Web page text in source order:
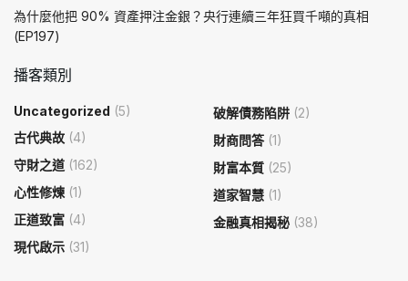
為什麼他把 90% 資產押注金銀？央行連續三年狂買千噸的真相
(EP197)
播客類別
Uncategorized (5)
古代典故 (4)
守財之道 (162)
心性修煉 (1)
正道致富 (4)
現代啟示 (31)
破解債務陷阱 (2)
財商問答(1)
財富本質 (25)
道家智慧 (1)
金融真相揭秘 (38)